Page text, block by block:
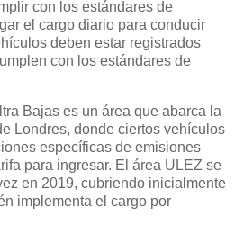
con los estándares de
el cargo diario para conducir
deben estar registrados
con los estándares de
Bajas es un área que abarca la
Londres, donde ciertos vehículos
específicas de emisiones
para ingresar. El área ULEZ se
en 2019, cubriendo inicialmente
implementa el cargo por